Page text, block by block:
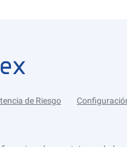
de Riesgo